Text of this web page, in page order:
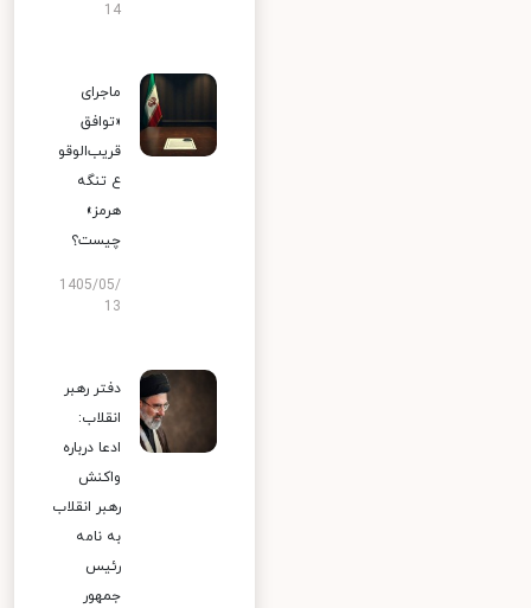
14
ماجرای
«توافق
قریب‌الوقو
ع تنگه
هرمز»
چیست؟
1405/05/
13
دفتر رهبر
انقلاب:
ادعا درباره
واکنش
رهبر انقلاب
به نامه
رئیس
جمهور